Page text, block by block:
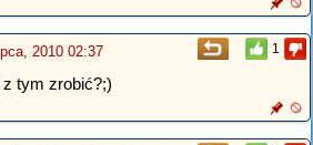
1
2010 02:37
tym zrobić?;)